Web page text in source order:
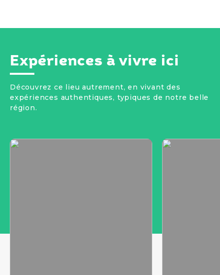
Expériences à vivre ici
Découvrez ce lieu autrement, en vivant des
expériences authentiques, typiques de notre belle
région.